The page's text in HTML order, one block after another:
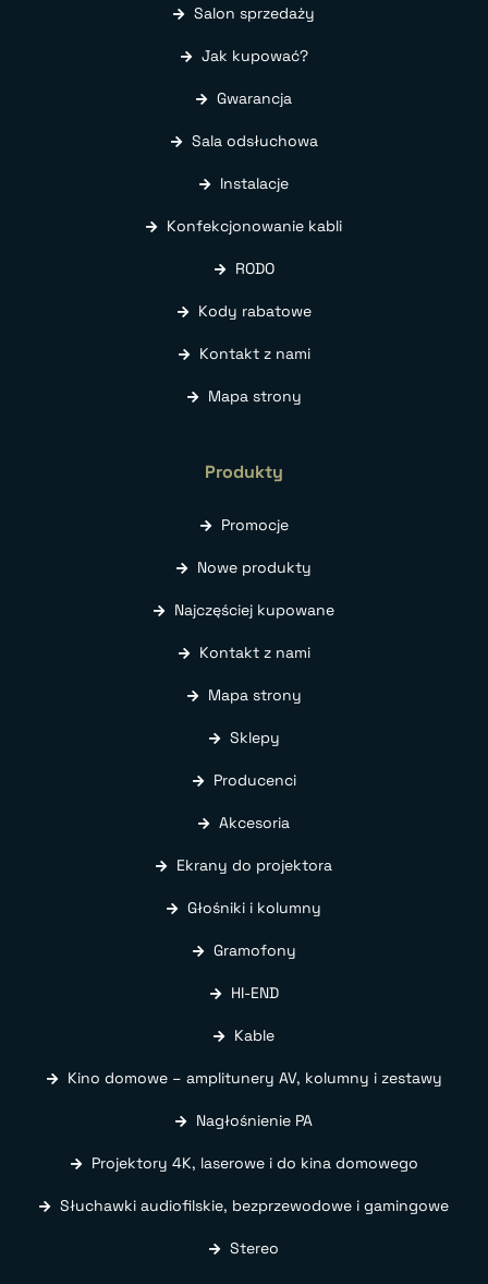
Salon sprzedaży
Jak kupować?
Gwarancja
Sala odsłuchowa
Instalacje
Konfekcjonowanie kabli
RODO
Kody rabatowe
Kontakt z nami
Mapa strony
Produkty
Promocje
Nowe produkty
Najczęściej kupowane
Kontakt z nami
Mapa strony
Sklepy
Producenci
Akcesoria
Ekrany do projektora
Głośniki i kolumny
Gramofony
HI-END
Kable
Kino domowe – amplitunery AV, kolumny i zestawy
Nagłośnienie PA
Projektory 4K, laserowe i do kina domowego
Słuchawki audiofilskie, bezprzewodowe i gamingowe
Stereo